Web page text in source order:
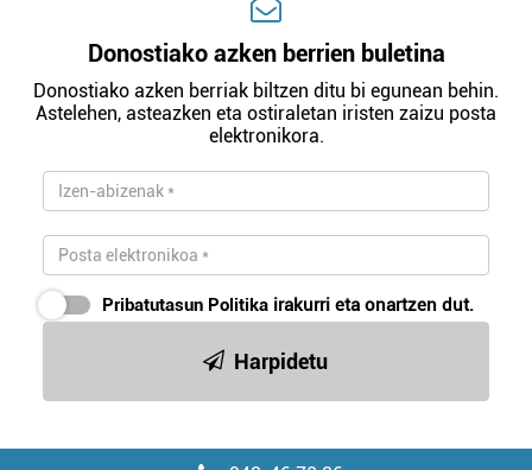
Donostiako azken berrien buletina
Donostiako azken berriak biltzen ditu bi egunean behin.
Astelehen, asteazken eta ostiraletan iristen zaizu posta
elektronikora.
Pribatutasun Politika irakurri eta onartzen dut.
Harpidetu